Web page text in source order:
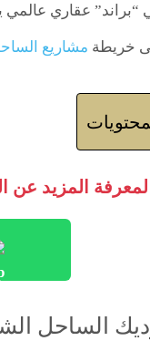
“براند” عقاري
خريطة مشاريع
لمعرفة المزيد عن
الساحل